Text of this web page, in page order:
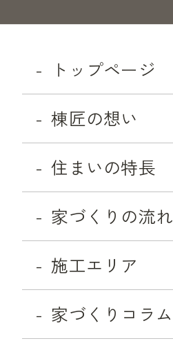
トップページ
棟匠の想い
住まいの特長
家づくりの流れ
施工エリア
家づくりコラム